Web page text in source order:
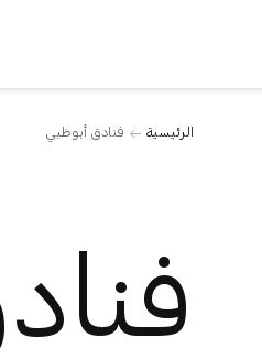
الرئيسية فنادق أبوظبي